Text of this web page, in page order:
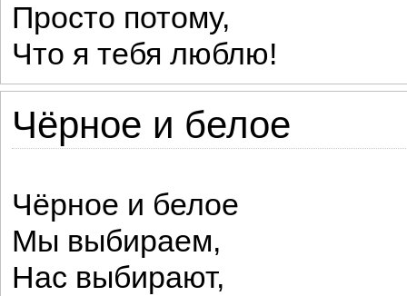
Просто потому,
Что я тебя люблю!
Чёрное и белое
Чёрное и белое
Мы выбираем,
Нас выбирают,